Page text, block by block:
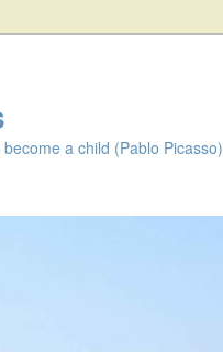
a child (Pablo Picasso)